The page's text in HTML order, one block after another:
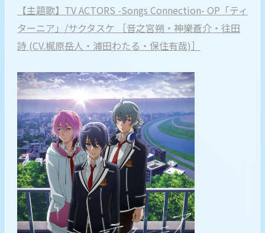
【主題歌】TV ACTORS -Songs Connection- OP「ティ
ターニア」/サクタスケ ［音之宮朔・神樂蒼介・往田
詩 (CV.梶原岳人・浦田わたる・保住有哉)］